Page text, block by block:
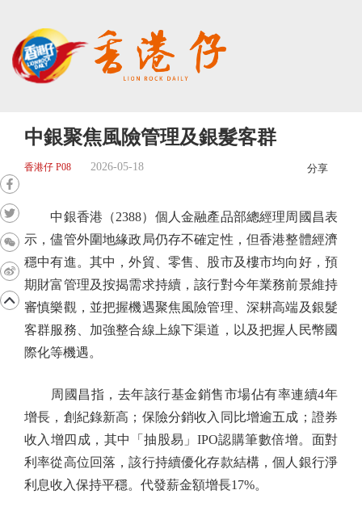
中銀聚焦風險管理及銀髮客群
香港仔 P08 2026-05-18 分享
中銀香港（2388）個人金融產品部總經理周國昌表
示，儘管外圍地緣政局仍存不確定性，但香港整體經濟
穩中有進。其中，外貿、零售、股市及樓市均向好，預
期財富管理及按揭需求持續，該行對今年業務前景維持
審慎樂觀，並把握機遇聚焦風險管理、深耕高端及銀髮
客群服務、加強整合線上線下渠道，以及把握人民幣國
際化等機遇。
周國昌指，去年該行基金銷售市場佔有率連續4年
增長，創紀錄新高；保險分銷收入同比增逾五成；證券
收入增四成，其中「抽股易」IPO認購筆數倍增。面對
利率從高位回落，該行持續優化存款結構，個人銀行淨
利息收入保持平穩。代發薪金額增長17%。